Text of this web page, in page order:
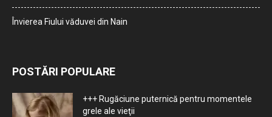
Învierea Fiului văduvei din Nain
POSTĂRI POPULARE
+++ Rugăciune puternică pentru momentele
grele ale vieţii